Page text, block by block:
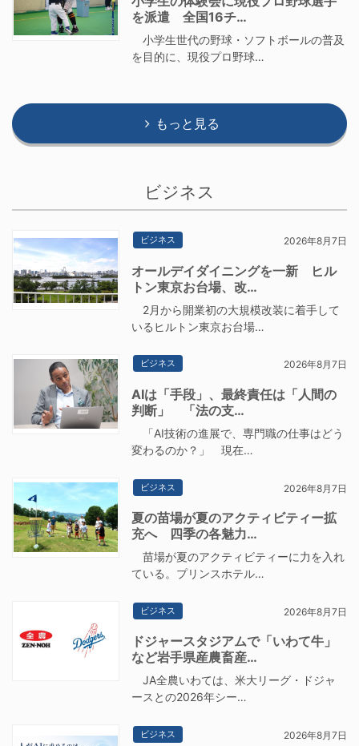
を派遣 全国16チ…
小学生世代の野球・ソフトボールの普及
を目的に、現役プロ野球…
もっと見る
ビジネス
ビジネス 2026年8月7日
オールデイダイニングを一新 ヒル
トン東京お台場、改…
2月から開業初の大規模改装に着手して
いるヒルトン東京お台場…
ビジネス 2026年8月7日
AIは「手段」、最終責任は「人間の
判断」 「法の支…
「AI技術の進展で、専門職の仕事はどう
変わるのか？」 現在…
ビジネス 2026年8月7日
夏の苗場が夏のアクティビティー拡
充へ 四季の各魅力…
苗場が夏のアクティビティーに力を入れ
ている。プリンスホテル…
ビジネス 2026年8月7日
ドジャースタジアムで「いわて牛」
など岩手県産農畜産…
JA全農いわては、米大リーグ・ドジャ
ースとの2026年シー…
ビジネス 2026年8月7日